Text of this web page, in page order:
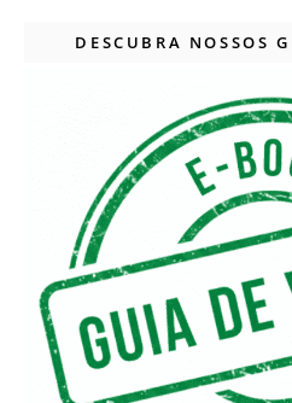
DESCUBRA NOSSOS